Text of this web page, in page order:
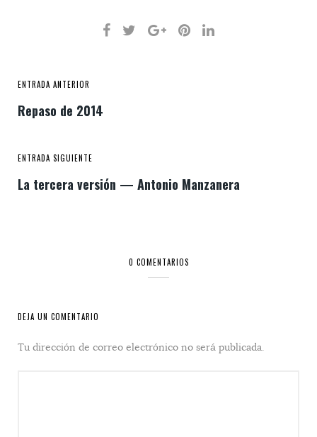
ENTRADA ANTERIOR
Repaso de 2014
ENTRADA SIGUIENTE
La tercera versión — Antonio Manzanera
0 COMENTARIOS
DEJA UN COMENTARIO
Tu dirección de correo electrónico no será publicada.